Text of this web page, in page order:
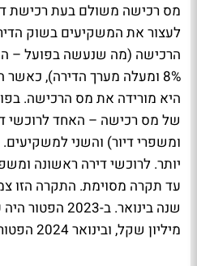
מס רכישה משולם בעת רכישת
לעצור את המשקיעים בשוק
הרכישה (מה שנעשה בפועל –
8% ומעלה מערך הדירה),
היא מורידה את מס הרכישה.
של מס רכישה – האחד לרוכשי
ומשפרי דיור) והשני
יותר. לרוכשי דירה ראשונה
עד תקרה מסוימת. התקרה הזו
מיליון שקל, ובינואר 2024 הפטור יעלה לכ-2 מיליון שקלים.